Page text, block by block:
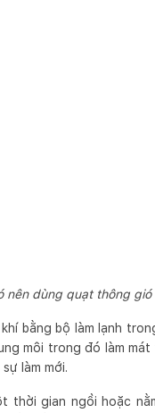
nên dùng quạt thông
khí bằng bộ làm lạnh
môi trong đó làm
làm mới.
thời gian ngồi hoặc